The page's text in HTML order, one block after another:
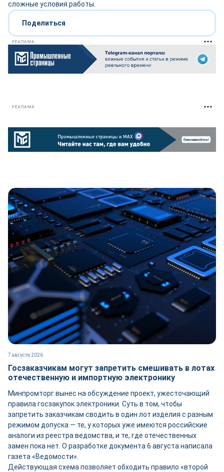
сложные условия работы.
Поделиться
РЕКЛАМА
РЕКЛАМА
7 августа 2026
Госзаказчикам могут запретить смешивать в лотах
отечественную и импортную электронику
Минпромторг вынес на обсуждение проект, ужесточающий
правила госзакупок электроники. Суть в том, чтобы
запретить заказчикам сводить в один лот изделия с разным
режимом допуска — те, у которых уже имеются российские
аналоги из реестра ведомства, и те, где отечественных
замен пока нет. О разработке документа 6 августа написала
газета «Ведомости».
Действующая схема позволяет обходить правило «второй